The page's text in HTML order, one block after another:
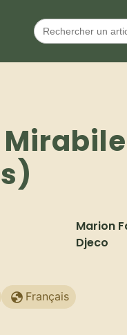
Search
for:
Marion
Djeco
Français